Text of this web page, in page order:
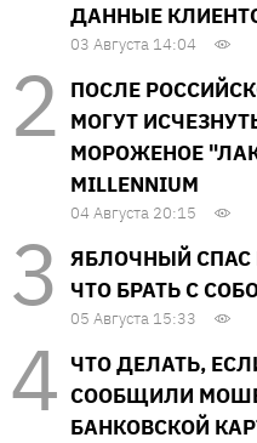
ДАННЫЕ
03 Августа 14:04
ПОСЛЕ
МОГУТ
МОРОЖЕНОЕ
MILLENNIUM
04 Августа 20:15
ЯБЛОЧНЫЙ
ЧТО БРАТЬ С
05 Августа 15:33
ЧТО ДЕЛАТЬ,
СООБЩИЛИ
БАНКОВСКОЙ